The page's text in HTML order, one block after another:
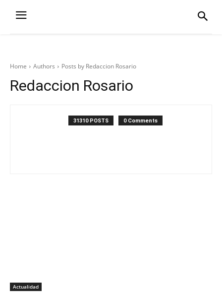
Home Authors Posts by Redaccion Rosario
Redaccion Rosario
31310 POSTS 0 Comments
Actualidad